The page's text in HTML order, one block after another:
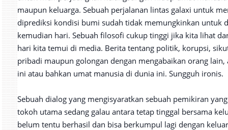
maupun keluarga. Sebuah perjalanan lintas galaxi untuk
diprediksi kondisi bumi sudah tidak memungkinkan untuk
kemudian hari. Sebuah filosofi cukup tinggi jika kita lihat
hari kita temui di media. Berita tentang politik, korupsi,
pribadi maupun golongan dengan mengabaikan orang
ini atau bahkan umat manusia di dunia ini. Sungguh ironis.
Sebuah dialog yang mengisyaratkan sebuah pemikiran
tokoh utama sedang galau antara tetap tinggal bersama
belum tentu berhasil dan bisa berkumpul lagi dengan